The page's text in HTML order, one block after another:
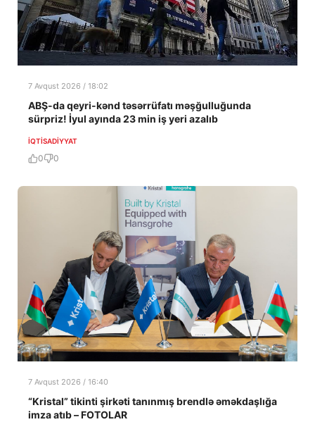
7 Avqust 2026 / 18:02
ABŞ-da qeyri-kənd təsərrüfatı məşğulluğunda
sürpriz! İyul ayında 23 min iş yeri azalıb
İQTISADIYYAT
0 0
7 Avqust 2026 / 16:40
“Kristal” tikinti şirkəti tanınmış brendlə əməkdaşlığa
imza atıb – FOTOLAR